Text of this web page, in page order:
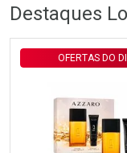
Laboratório
Por Menos
Destaques
OFERTAS DO